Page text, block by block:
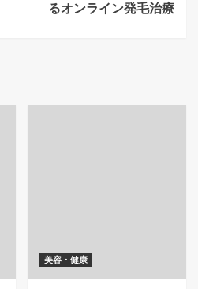
るオンライン発毛治療
美容・健康